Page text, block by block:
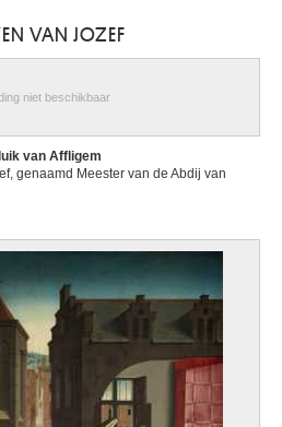
VAN JOZEF
niet beschikbaar
van Affligem
genaamd Meester van de Abdij van